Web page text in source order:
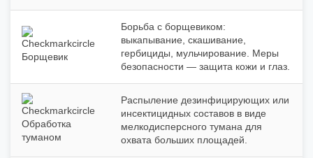
Борщевик
Борьба с борщевиком:
выкапывание, скашивание,
гербициды, мульчирование. Меры
безопасности — защита кожи и глаз.
Обработка
туманом
Распыление дезинфицирующих или
инсектицидных составов в виде
мелкодисперсного тумана для
охвата больших площадей.